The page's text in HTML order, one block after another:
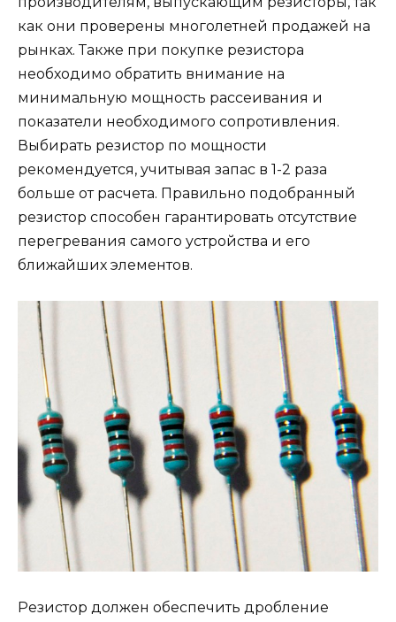
как они проверены многолетней продажей на
рынках. Также при покупке резистора
необходимо обратить внимание на
минимальную мощность рассеивания и
показатели необходимого сопротивления.
Выбирать резистор по мощности
рекомендуется, учитывая запас в 1-2 раза
больше от расчета. Правильно подобранный
резистор способен гарантировать отсутствие
перегревания самого устройства и его
ближайших элементов.
Резистор должен обеспечить дробление